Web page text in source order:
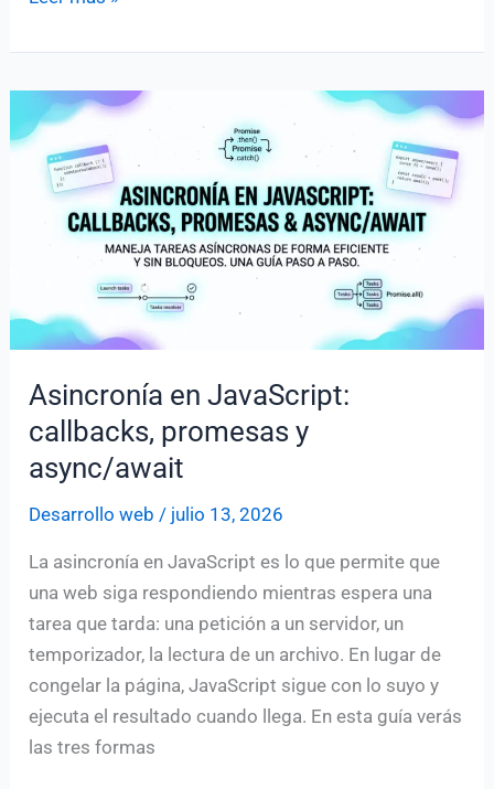
una
página
web
en
HTML:
práctica
diseñadores
(2026)
Asincronía en JavaScript:
callbacks, promesas y
async/await
Desarrollo web / julio 13, 2026
La asincronía en JavaScript es lo que permite que
una web siga respondiendo mientras espera una
tarea que tarda: una petición a un servidor, un
temporizador, la lectura de un archivo. En lugar de
congelar la página, JavaScript sigue con lo suyo y
ejecuta el resultado cuando llega. En esta guía verás
las tres formas